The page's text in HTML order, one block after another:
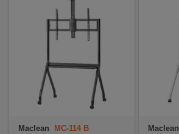
Maclean MC-114 B Maclean